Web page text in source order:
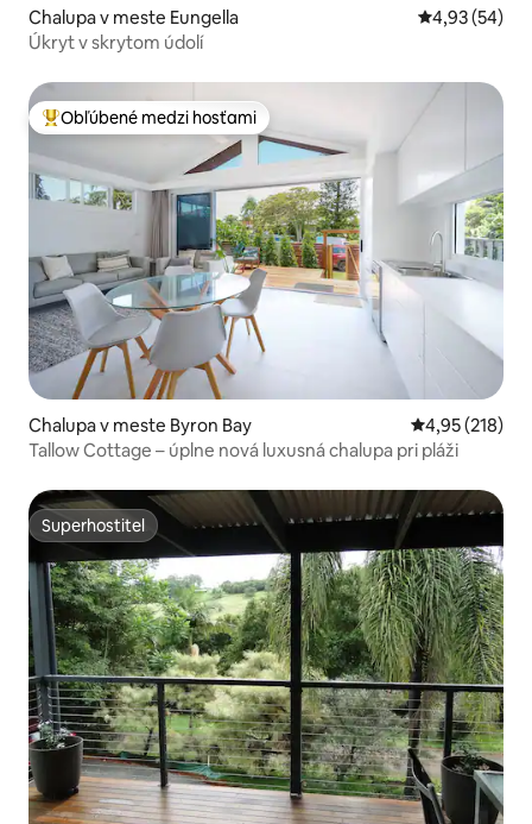
Chalupa v meste Eungella Priemerné
4,93 (54)
Úkryt v skrytom údolí
Najobľúbenejšie medzi hosťami
Obľúbené medzi hosťami
Chalupa v meste Byron Bay Priemerné
4,95 (218)
Tallow Cottage – úplne nová luxusná chalupa pri pláži
Superhostiteľ
Superhostiteľ